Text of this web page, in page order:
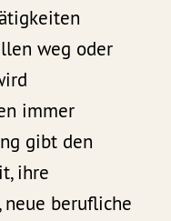
weg oder
immer
gibt den
ihre
berufliche